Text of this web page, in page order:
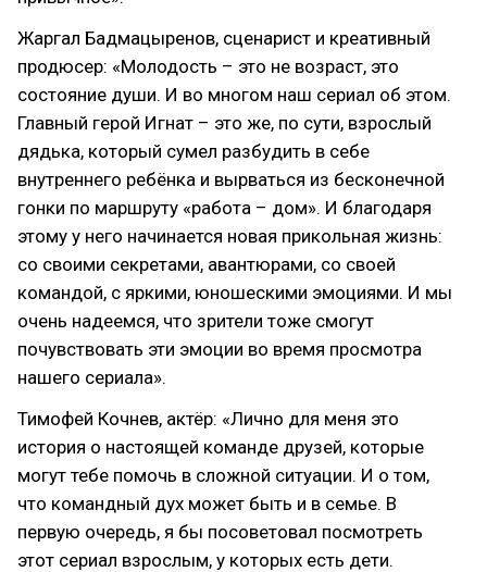
Жаргал Бадмацыренов, сценарист и креативный
продюсер: «Молодость – это не возраст, это
состояние души. И во многом наш сериал об этом.
Главный герой Игнат – это же, по сути, взрослый
дядька, который сумел разбудить в себе
внутреннего ребёнка и вырваться из бесконечной
гонки по маршруту «работа – дом». И благодаря
этому у него начинается новая прикольная жизнь:
со своими секретами, авантюрами, со своей
командой, с яркими, юношескими эмоциями. И мы
очень надеемся, что зрители тоже смогут
почувствовать эти эмоции во время просмотра
нашего сериала».
Тимофей Кочнев, актёр: «Лично для меня это
история о настоящей команде друзей, которые
могут тебе помочь в сложной ситуации. И о том,
что командный дух может быть и в семье. В
первую очередь, я бы посоветовал посмотреть
этот сериал взрослым, у которых есть дети.